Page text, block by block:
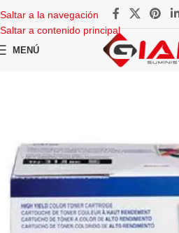
Saltar a la navegación
Saltar a contenido principal
MENÚ